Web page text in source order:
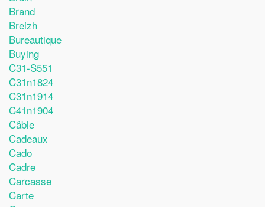
Brand
Breizh
Bureautique
Buying
C31-S551
C31n1824
C31n1914
C41n1904
Câble
Cadeaux
Cado
Cadre
Carcasse
Carte